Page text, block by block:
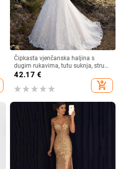
Čipkasta vjenčanska haljina s
dugim rukavima, tutu suknja, struk
u sredini
42.17 €
add_shopping_cart